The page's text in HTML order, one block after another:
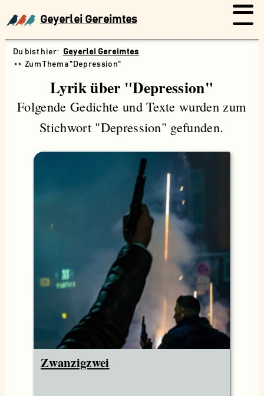
Geyerlei Gereimtes
Geyerlei Gereimtes
Zum Thema "Depression"
Lyrik über "Depression"
Folgende Gedichte und Texte wurden zum
Stichwort "Depression" gefunden.
Zwanzigzwei